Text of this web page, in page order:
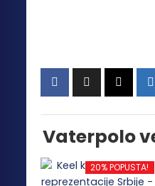
Vaterpolo
20% POPUSTA!